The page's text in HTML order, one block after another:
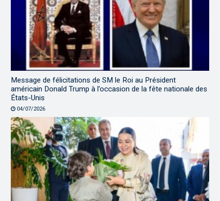
Message de félicitations de SM le Roi au Président
américain Donald Trump à l’occasion de la fête nationale des
États-Unis
04/07/2026